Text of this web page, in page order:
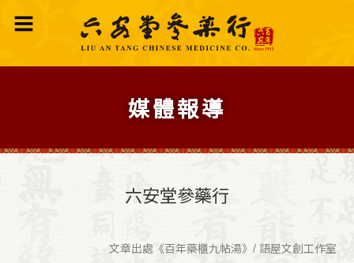
媒體報導
六安堂參藥行
文章出處《百年藥櫃九帖湯》/ 語屋文創工作室